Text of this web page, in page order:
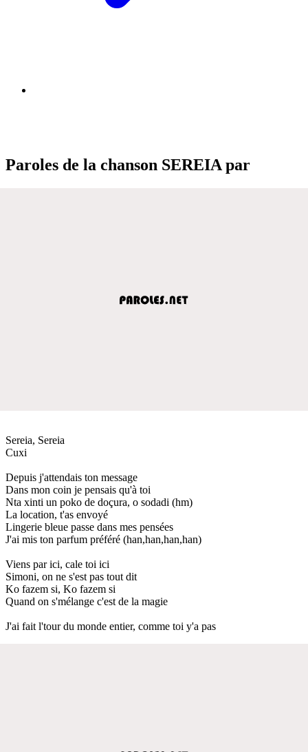
Paroles de la chanson SEREIA par
Sereia, Sereia
Cuxi
Depuis j'attendais ton message
Dans mon coin je pensais qu'à toi
Nta xinti un poko de doçura, o sodadi (hm)
La location, t'as envoyé
Lingerie bleue passe dans mes pensées
J'ai mis ton parfum préféré (han,han,han,han)
Viens par ici, cale toi ici
Simoni, on ne s'est pas tout dit
Ko fazem si, Ko fazem si
Quand on s'mélange c'est de la magie
J'ai fait l'tour du monde entier, comme toi y'a pas